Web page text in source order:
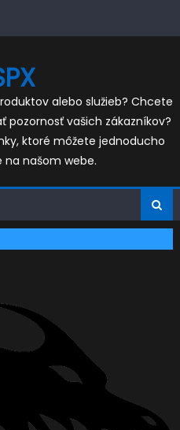
alebo služieb? Chcete
vašich zákazníkov?
ktoré môžete jednoducho
na našom webe.